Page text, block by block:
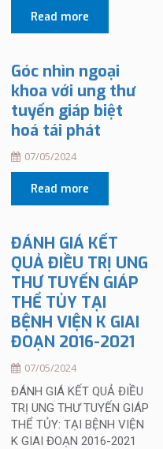
Read more
Góc nhìn ngoại
khoa với ung thư
tuyến giáp biệt
hoá tái phát
07/05/2024
Read more
ĐÁNH GIÁ KẾT
QUẢ ĐIỀU TRỊ UNG
THƯ TUYẾN GIÁP
THỂ TỦY TẠI
BỆNH VIỆN K GIAI
ĐOẠN 2016-2021
07/05/2024
ĐÁNH GIÁ KẾT QUẢ ĐIỀU
TRỊ UNG THƯ TUYẾN GIÁP
THỂ TỦY: TẠI BỆNH VIỆN
K GIAI ĐOẠN 2016-2021